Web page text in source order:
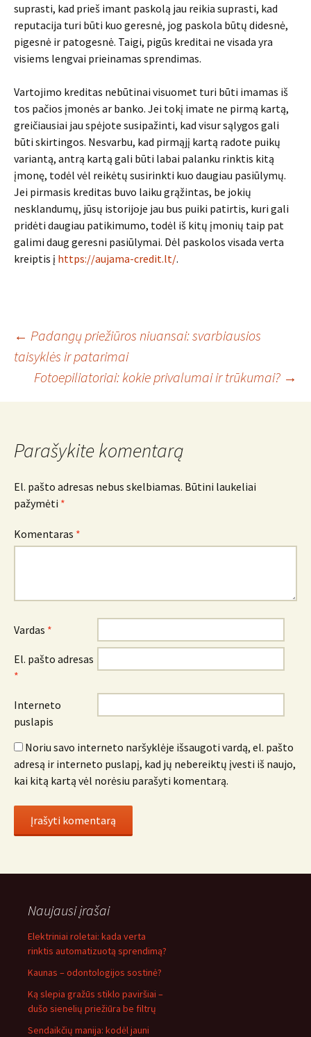
suprasti, kad prieš imant paskolą jau reikia suprasti, kad
reputacija turi būti kuo geresnė, jog paskola būtų didesnė,
pigesnė ir patogesnė. Taigi, pigūs kreditai ne visada yra
visiems lengvai prieinamas sprendimas.
Vartojimo kreditas nebūtinai visuomet turi būti imamas iš
tos pačios įmonės ar banko. Jei tokį imate ne pirmą kartą,
greičiausiai jau spėjote susipažinti, kad visur sąlygos gali
būti skirtingos. Nesvarbu, kad pirmąjį kartą radote puikų
variantą, antrą kartą gali būti labai palanku rinktis kitą
įmonę, todėl vėl reikėtų susirinkti kuo daugiau pasiūlymų.
Jei pirmasis kreditas buvo laiku grąžintas, be jokių
nesklandumų, jūsų istorijoje jau bus puiki patirtis, kuri gali
pridėti daugiau patikimumo, todėl iš kitų įmonių taip pat
galimi daug geresni pasiūlymai. Dėl paskolos visada verta
kreiptis į https://aujama-credit.lt/.
Įrašo
navigacija
← Padangų priežiūros niuansai: svarbiausios
taisyklės ir patarimai
Fotoepiliatoriai: kokie privalumai ir trūkumai? →
Parašykite komentarą
El. pašto adresas nebus skelbiamas. Būtini laukeliai
pažymėti *
Komentaras *
Vardas *
El. pašto adresas
*
Interneto
puslapis
Noriu savo interneto naršyklėje išsaugoti vardą, el. pašto
adresą ir interneto puslapį, kad jų nebereiktų įvesti iš naujo,
kai kitą kartą vėl norėsiu parašyti komentarą.
Naujausi įrašai
Elektriniai roletai: kada verta
rinktis automatizuotą sprendimą?
Kaunas – odontologijos sostinė?
Ką slepia gražūs stiklo paviršiai –
dušo sienelių priežiūra be filtrų
Sendaikčių manija: kodėl jauni